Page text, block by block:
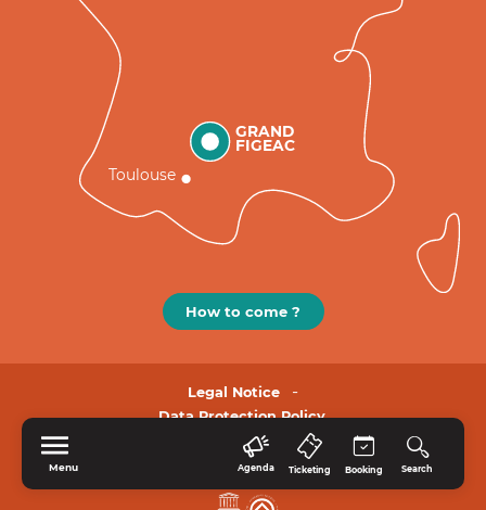
Menu Agenda Ticketing Booking Search
GRAND
FIGEAC
Toulouse
How to come ?
Legal Notice
Data Protection Policy.